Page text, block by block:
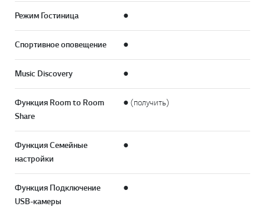
Режим Гостиница ●
Спортивное оповещение ●
Music Discovery ●
Функция Room to Room
Share
● (получить)
Функция Семейные
настройки
●
Функция Подключение
USB-камеры
●